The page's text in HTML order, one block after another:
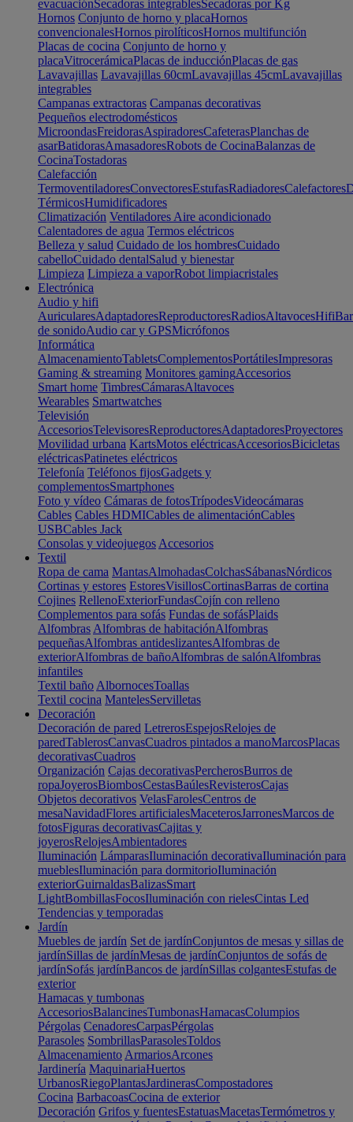
evacuaciónSecadoras integrablesSecadoras por Kg
Hornos Conjunto de horno y placaHornos
convencionalesHornos pirolíticosHornos multifunción
Placas de cocina Conjunto de horno y
placaVitrocerámicaPlacas de inducciónPlacas de gas
Lavavajillas Lavavajillas 60cmLavavajillas 45cmLavavajillas
integrables
Campanas extractoras Campanas decorativas
Pequeños electrodomésticos
MicroondasFreidorasAspiradoresCafeterasPlanchas de
asarBatidorasAmasadoresRobots de CocinaBalanzas de
CocinaTostadoras
Calefacción
TermoventiladoresConvectoresEstufasRadiadoresCalefactores
TérmicosHumidificadores
Climatización Ventiladores Aire acondicionado
Calentadores de agua Termos eléctricos
Belleza y salud Cuidado de los hombresCuidado
cabelloCuidado dentalSalud y bienestar
Limpieza Limpieza a vaporRobot limpiacristales
Electrónica
Audio y hifi
AuricularesAdaptadoresReproductoresRadiosAltavocesHifi
de sonidoAudio car y GPSMicrófonos
Informática
AlmacenamientoTabletsComplementosPortátilesImpresoras
Gaming & streaming Monitores gamingAccesorios
Smart home TimbresCámarasAltavoces
Wearables Smartwatches
Televisión
AccesoriosTelevisoresReproductoresAdaptadoresProyectores
Movilidad urbana KartsMotos eléctricasAccesoriosBicicletas
eléctricasPatinetes eléctricos
Telefonía Teléfonos fijosGadgets y
complementosSmartphones
Foto y vídeo Cámaras de fotosTrípodesVideocámaras
Cables Cables HDMICables de alimentaciónCables
USBCables Jack
Consolas y videojuegos Accesorios
Textil
Ropa de cama MantasAlmohadasColchasSábanasNórdicos
Cortinas y estores EstoresVisillosCortinasBarras de cortina
Cojines RellenoExteriorFundasCojín con relleno
Complementos para sofás Fundas de sofásPlaids
Alfombras Alfombras de habitaciónAlfombras
pequeñasAlfombras antideslizantesAlfombras de
exteriorAlfombras de bañoAlfombras de salónAlfombras
infantiles
Textil baño AlbornocesToallas
Textil cocina MantelesServilletas
Decoración
Decoración de pared LetrerosEspejosRelojes de
paredTablerosCanvasCuadros pintados a manoMarcosPlacas
decorativasCuadros
Organización Cajas decorativasPercherosBurros de
ropaJoyerosBiombosCestasBaúlesRevisterosCajas
Objetos decorativos VelasFarolesCentros de
mesaNavidadFlores artificialesMaceterosJarronesMarcos de
fotosFiguras decorativasCajitas y
joyerosRelojesAmbientadores
Iluminación LámparasIluminación decorativaIluminación para
mueblesIluminación para dormitorioIluminación
exteriorGuirnaldasBalizasSmart
LightBombillasFocosIluminación con rielesCintas Led
Tendencias y temporadas
Jardín
Muebles de jardín Set de jardínConjuntos de mesas y sillas de
jardínSillas de jardínMesas de jardínConjuntos de sofás de
jardínSofás jardínBancos de jardínSillas colgantesEstufas de
exterior
Hamacas y tumbonas
AccesoriosBalancinesTumbonasHamacasColumpios
Pérgolas CenadoresCarpasPérgolas
Parasoles SombrillasParasolesToldos
Almacenamiento ArmariosArcones
Jardinería MaquinariaHuertos
UrbanosRiegoPlantasJardinerasCompostadores
Cocina BarbacoasCocina de exterior
Decoración Grifos y fuentesEstatuasMacetasTermómetros y